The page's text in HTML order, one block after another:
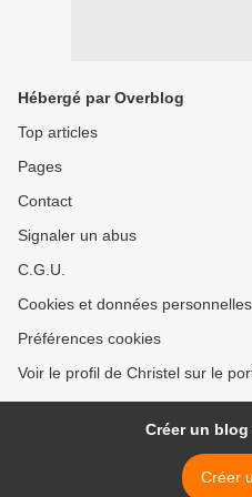
Hébergé par Overblog
Top articles
Pages
Contact
Signaler un abus
C.G.U.
Cookies et données personnelles
Préférences cookies
Voir le profil de Christel sur le
Créer un
Créer